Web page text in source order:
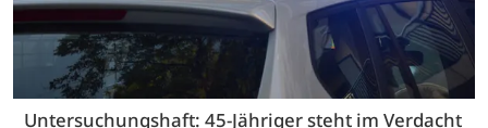
Untersuchungshaft: 45-Jähriger steht im Verdacht